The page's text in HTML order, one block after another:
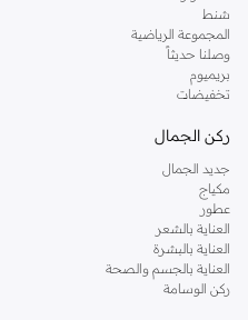
شنط
المجموعة الرياضية
وصلنا حديثاً
بريميوم
تخفيضات
ركن الجمال
جديد الجمال
مكياج
عطور
العناية بالشعر
العناية بالبشرة
العناية بالجسم والصحة
ركن الوسامة